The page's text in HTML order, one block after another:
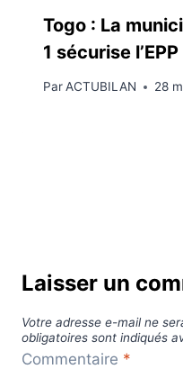
Togo : La
1 sécurise
ParACTUBILAN 28
Laisser un
Votre adresse e-mail ne
obligatoires sont indiqués
Commentaire *